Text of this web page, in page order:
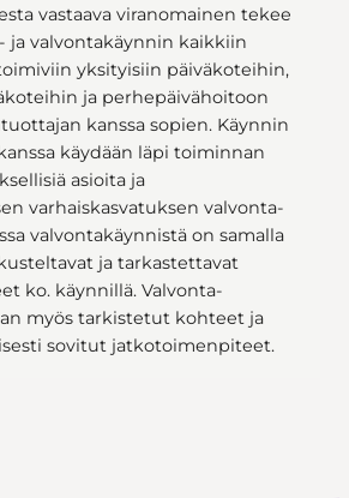
vastaava viranomainen tekee
ja valvontakäynnin kaikkiin
yksityisiin päiväkoteihin,
ja perhepäivähoitoon
kanssa sopien. Käynnin
käydään läpi toiminnan
asioita ja
varhaiskasvatuksen valvonta-
valvontakäynnistä on samalla
ja tarkastettavat
ko. käynnillä. Valvonta-
myös tarkistetut kohteet ja
sovitut jatkotoimenpiteet.